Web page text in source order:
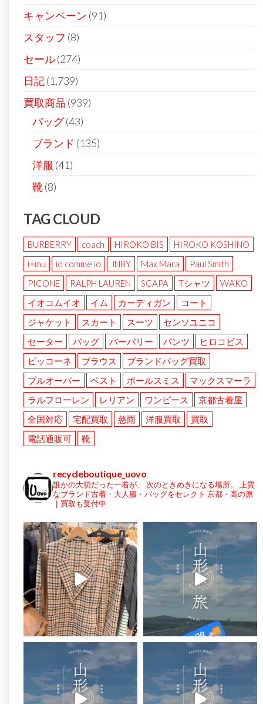
ン
キャンペーン (91)
スタッフ (8)
セール(274)
日記(1,739)
買取商品 (939)
バッグ(43)
ブランド (135)
洋服 (41)
靴(8)
TAG CLOUD
BURBERRY coach HIROKO BIS
HIROKO KOSHINO
i+mu
io comme io JNBY Max Mara
Paul Smith
PICONE
RALPH LAUREN SCAPA Tシャツ
WAKO
イオコムイオ
イム カーディガン
コート
ジャケット
スカート スーツ
センソユニコ
セーター
バッグ バーバリー パンツ
ヒロコビス
ピッコーネ
ブラウス
ブランドバッグ買取
プルオーバー
ベスト ポールスミス
マックスマーラ
ラルフローレン
レリアン ワンピース
京都古着屋
全国対応
宅配買取 慈雨 洋服買取
買取
電話通販可
靴
recycleboutique_uovo
誰かの大切だった一着が、 次のときめきになる場所。
上質
なブランド古着・大人服・バッグをセレクト 京都・高の原
｜買取も受付中